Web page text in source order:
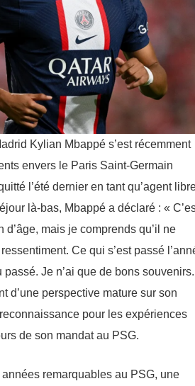
Kylian Mbappé s’est récemment
envers le Paris Saint-Germain
l’été dernier en tant qu’agent
là-bas, Mbappé a déclaré : «
d’âge, mais je comprends qu’il ne
Ce qui s’est passé
Je n’ai que de bons souvenirs.
d’une perspective mature sur son
pour les expériences
de son mandat au PSG.
remarquables au PSG, une